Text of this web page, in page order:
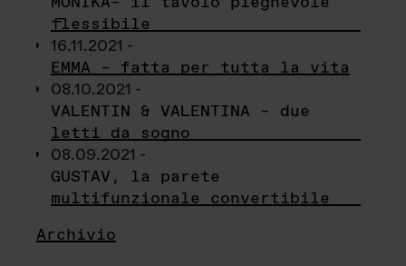
flessibile
16.11.2021 -
EMMA – fatta per tutta la vita
08.10.2021 -
VALENTIN & VALENTINA – due
letti da sogno
08.09.2021 -
GUSTAV, la parete
multifunzionale convertibile
Archivio